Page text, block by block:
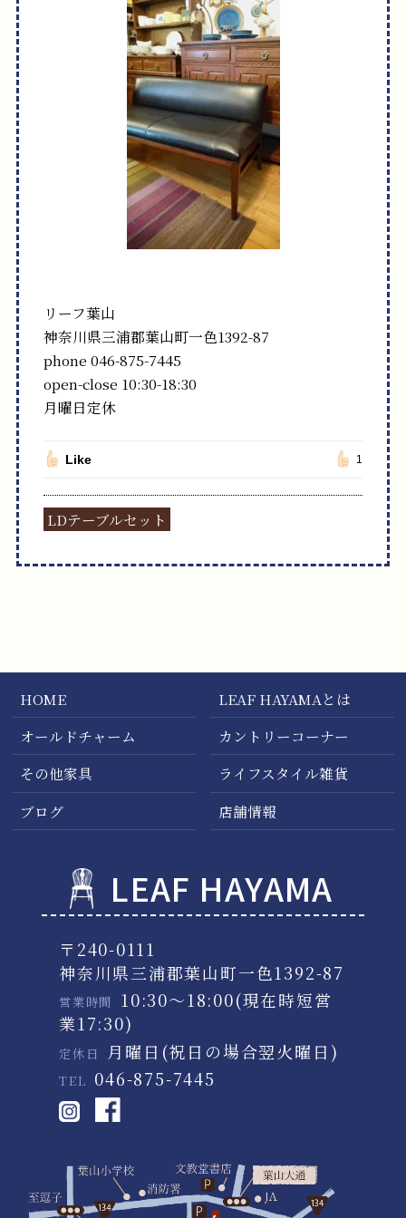
リーフ葉山
神奈川県三浦郡葉山町一色1392-87
phone 046-875-7445
open-close 10:30-18:30
月曜日定休
Like 1
LDテーブルセット
HOME
LEAF HAYAMAとは
オールドチャーム
カントリーコーナー
その他家具
ライフスタイル雑貨
ブログ
店舗情報
LEAF HAYAMA
〒240-0111
神奈川県三浦郡葉山町一色1392-87
営業時間
10:30～18:00(現在時短営
業17:30)
定休日 月曜日(祝日の場合翌火曜日)
TEL 046-875-7445